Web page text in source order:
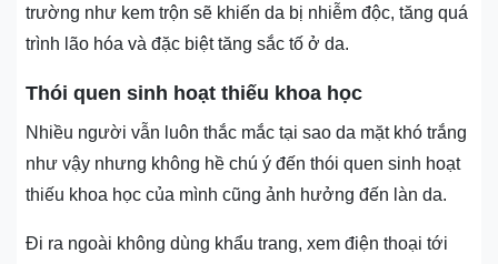
trường như kem trộn sẽ khiến da bị nhiễm độc, tăng quá
trình lão hóa và đặc biệt tăng sắc tố ở da.
Thói quen sinh hoạt thiếu khoa học
Nhiều người vẫn luôn thắc mắc tại sao da mặt khó trắng
như vậy nhưng không hề chú ý đến thói quen sinh hoạt
thiếu khoa học của mình cũng ảnh hưởng đến làn da.
Đi ra ngoài không dùng khẩu trang, xem điện thoại tới